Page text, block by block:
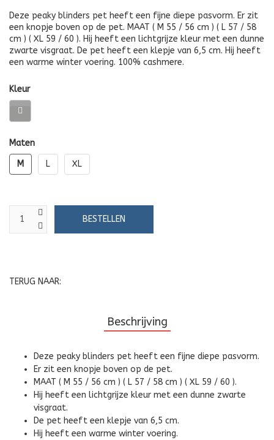
Deze peaky blinders pet heeft een fijne diepe pasvorm. Er zit
een knopje boven op de pet. MAAT ( M 55 / 56 cm ) ( L 57 / 58
cm ) ( XL 59 / 60 ). Hij heeft een lichtgrijze kleur met een dunne
zwarte visgraat. De pet heeft een klepje van 6,5 cm. Hij heeft
een warme winter voering. 100% cashmere.
Kleur
Maten
M
L XL
TERUG NAAR:
Beschrijving
Deze peaky blinders pet heeft een fijne diepe pasvorm.
Er zit een knopje boven op de pet.
MAAT ( M 55 / 56 cm ) ( L 57 / 58 cm ) ( XL 59 / 60 ).
Hij heeft een lichtgrijze kleur met een dunne zwarte
visgraat.
De pet heeft een klepje van 6,5 cm.
Hij heeft een warme winter voering.